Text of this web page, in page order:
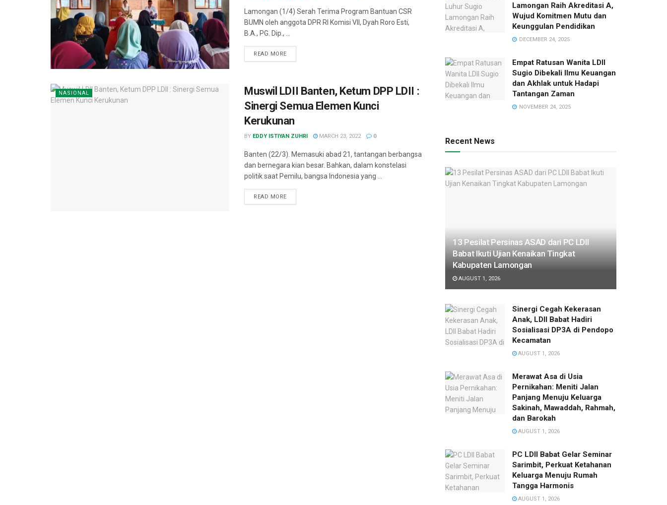
Lamongan (1/4) Serah Terima Program Bantuan CSR
BUMN oleh anggota DPR RI Komisi VII, Dyah Roro Esti,
B.A., PG. Dip., ...
READ MORE
NASIONAL
Muswil LDII Banten, Ketum DPP LDII :
Sinergi Semua Elemen Kunci
Kerukunan
BY EDDY ISTIYAN ZUHRI MARCH 23, 2022 0
Banten (22/3). Memasuki abad 21, tantangan berbangsa
dan bernegara kian besar. Bahkan, dalam konstelasi
politik saat Pemilu, bangsa Indonesia yang ...
READ MORE
Lamongan Raih Akreditasi A,
Wujud Komitmen Mutu dan
Keunggulan Pendidikan
DECEMBER 24, 2025
Empat Ratusan Wanita LDII
Sugio Dibekali Ilmu Keuangan
dan Akhlak untuk Hadapi
Tantangan Zaman
NOVEMBER 24, 2025
Recent News
13 Pesilat Persinas ASAD dari PC LDII
Babat Ikuti Ujian Kenaikan Tingkat
Kabupaten Lamongan
AUGUST 1, 2026
Sinergi Cegah Kekerasan
Anak, LDII Babat Hadiri
Sosialisasi DP3A di Pendopo
Kecamatan
AUGUST 1, 2026
Merawat Asa di Usia
Pernikahan: Meniti Jalan
Panjang Menuju Keluarga
Sakinah, Mawaddah, Rahmah,
dan Barokah
AUGUST 1, 2026
PC LDII Babat Gelar Seminar
Sarimbit, Perkuat Ketahanan
Keluarga Menuju Rumah
Tangga Harmonis
AUGUST 1, 2026